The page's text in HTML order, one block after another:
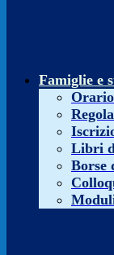
Famiglie e
Libri
Borse